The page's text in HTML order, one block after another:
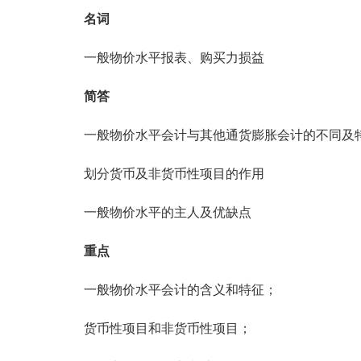
名词
一般物价水平报表、购买力损益
简答
一般物价水平会计与其他通货膨胀会计的不同及
划分货币及非货币性项目的作用
一般物价水平的主人及优缺点
重点
一般物价水平会计的含义和特征；
货币性项目和非货币性项目；